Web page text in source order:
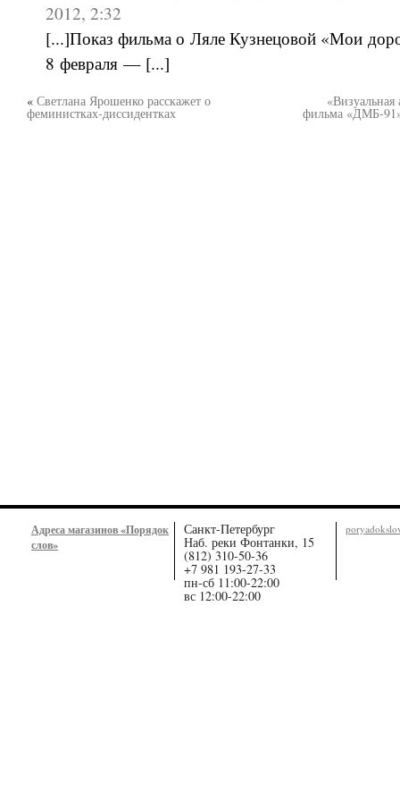
2012, 2:32
[...]Показ фильма о Ляле Кузнецовой «Мои
8 февраля — [...]
« Светлана Ярошенко расскажет о
феминистках-диссидентках фильма «ДМБ-
Адреса магазинов «Порядок
слов»
Санкт-Петербург
Наб. реки Фонтанки, 15
(812) 310-50-36
+7 981 193-27-33
пн-сб 11:00-22:00
вс 12:00-22:00